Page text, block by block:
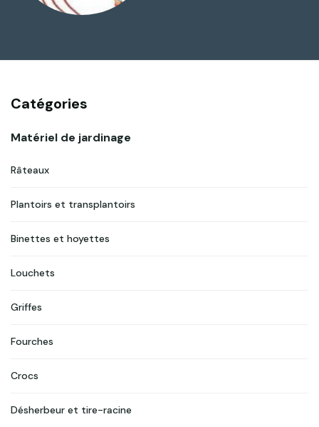
Catégories
Matériel de jardinage
Râteaux
Plantoirs et transplantoirs
Binettes et hoyettes
Louchets
Griffes
Fourches
Crocs
Désherbeur et tire-racine